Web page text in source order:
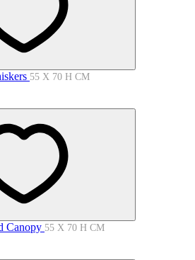
55 X 70 H СМ
Canopy 55 X 70 H СМ